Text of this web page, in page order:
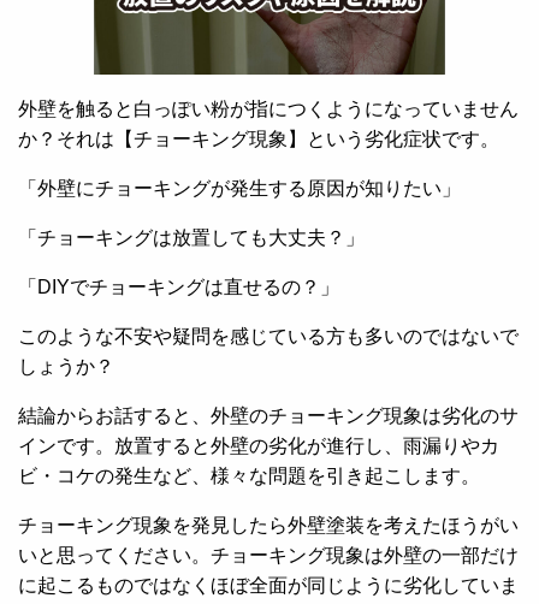
外壁を触ると白っぽい粉が指につくようになっていません
か？それは【チョーキング現象】という劣化症状です。
「外壁にチョーキングが発生する原因が知りたい」
「チョーキングは放置しても大丈夫？」
「DIYでチョーキングは直せるの？」
このような不安や疑問を感じている方も多いのではないで
しょうか？
結論からお話すると、外壁のチョーキング現象は劣化のサ
インです。放置すると外壁の劣化が進行し、雨漏りやカ
ビ・コケの発生など、様々な問題を引き起こします。
チョーキング現象を発見したら外壁塗装を考えたほうがい
いと思ってください。チョーキング現象は外壁の一部だけ
に起こるものではなくほぼ全面が同じように劣化していま